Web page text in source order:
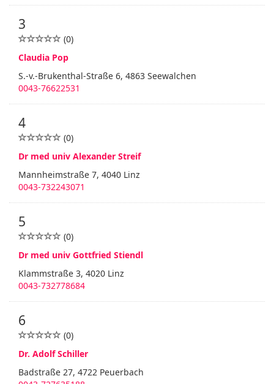
3
(0)
Claudia Pop
S.-v.-Brukenthal-Straße 6, 4863 Seewalchen
0043-76622531
4
(0)
Dr med univ Alexander Streif
Mannheimstraße 7, 4040 Linz
0043-732243071
5
(0)
Dr med univ Gottfried Stiendl
Klammstraße 3, 4020 Linz
0043-732778684
6
(0)
Dr. Adolf Schiller
Badstraße 27, 4722 Peuerbach